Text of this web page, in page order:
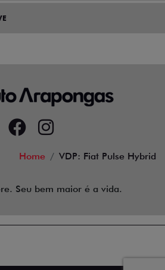
Home VDP: Fiat Pulse Hybrid
Seu bem maior é a vida.